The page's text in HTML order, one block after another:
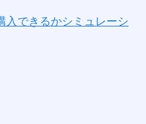
入できるかシミュレーシ